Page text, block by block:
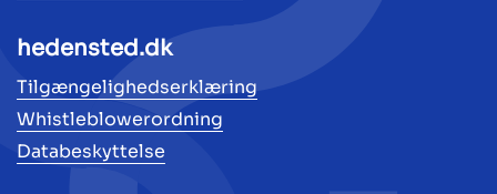
hedensted.dk
Tilgængelighedserklæring
Whistleblowerordning
Databeskyttelse